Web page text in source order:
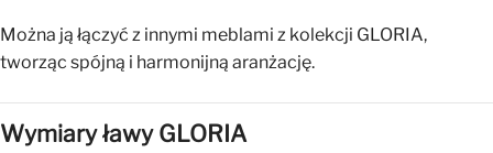
Można ją łączyć z innymi meblami z kolekcji GLORIA,
tworząc spójną i harmonijną aranżację.
Wymiary ławy GLORIA